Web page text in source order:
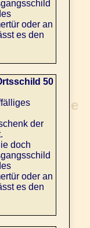
oder an
es den
50
der
doch
oder an
es den